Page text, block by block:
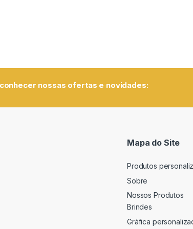
nossas ofertas e novidades:
Mapa do Site
Produtos
Sobre
Nossos Produtos
Brindes
Gráfica